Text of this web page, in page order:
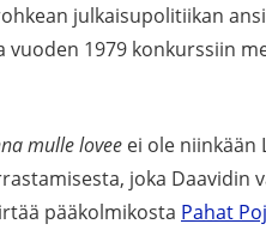
julkaisupolitiikan
1979 konkurssiin
mulle lovee ei ole niinkään
joka Daavidin
pääkolmikosta Pahat